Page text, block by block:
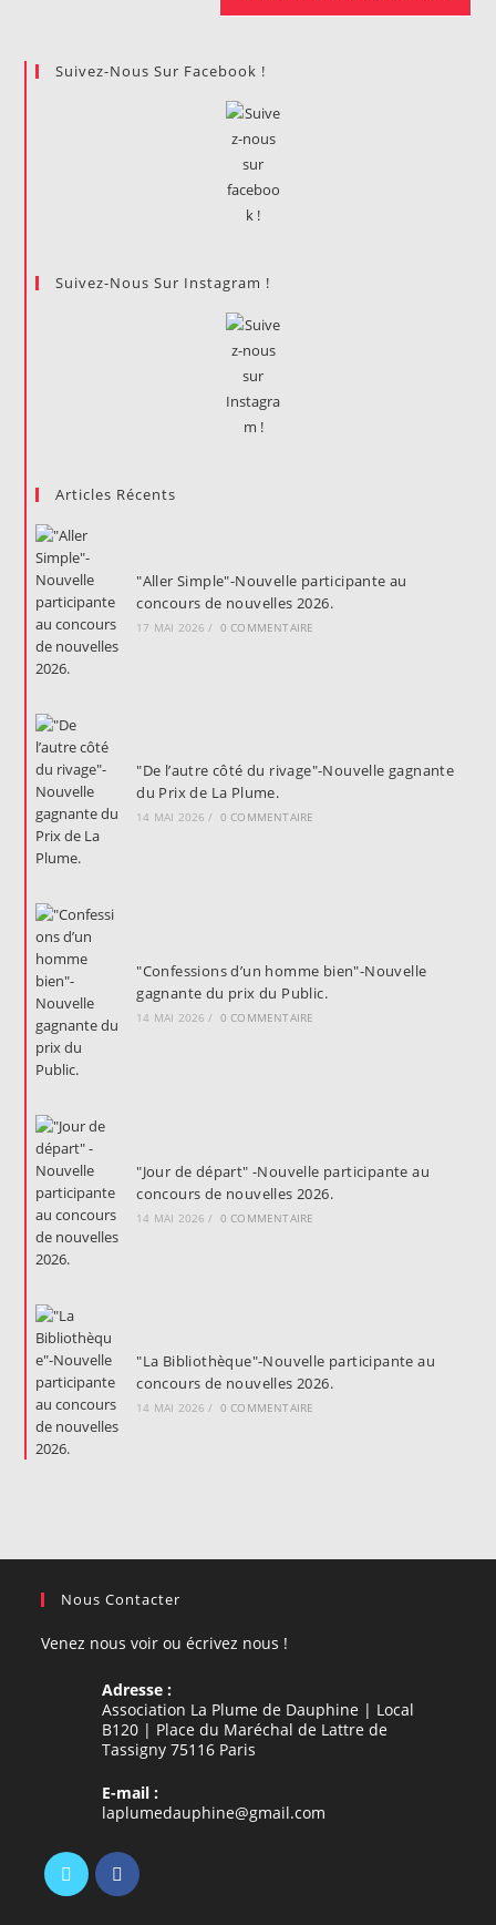
Suivez-Nous Sur Facebook !
Suivez-Nous Sur Instagram !
Articles Récents
"Aller Simple"-Nouvelle participante au
concours de nouvelles 2026.
17 MAI 2026 / 0 COMMENTAIRE
"De l’autre côté du rivage"-Nouvelle gagnante
du Prix de La Plume.
14 MAI 2026 / 0 COMMENTAIRE
"Confessions d’un homme bien"-Nouvelle
gagnante du prix du Public.
14 MAI 2026 / 0 COMMENTAIRE
"Jour de départ" -Nouvelle participante au
concours de nouvelles 2026.
14 MAI 2026 / 0 COMMENTAIRE
"La Bibliothèque"-Nouvelle participante au
concours de nouvelles 2026.
14 MAI 2026 / 0 COMMENTAIRE
Nous Contacter
Venez nous voir ou écrivez nous !
Adresse :
Association La Plume de Dauphine | Local
B120 | Place du Maréchal de Lattre de
Tassigny 75116 Paris
E-mail :
laplumedauphine@gmail.com